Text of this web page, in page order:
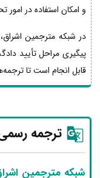
و امکان استفاده در
در شبکه مترجمین
پیگیری مراحل تأیید
قابل انجام است تا
ترجمه
شبکه مترجمین